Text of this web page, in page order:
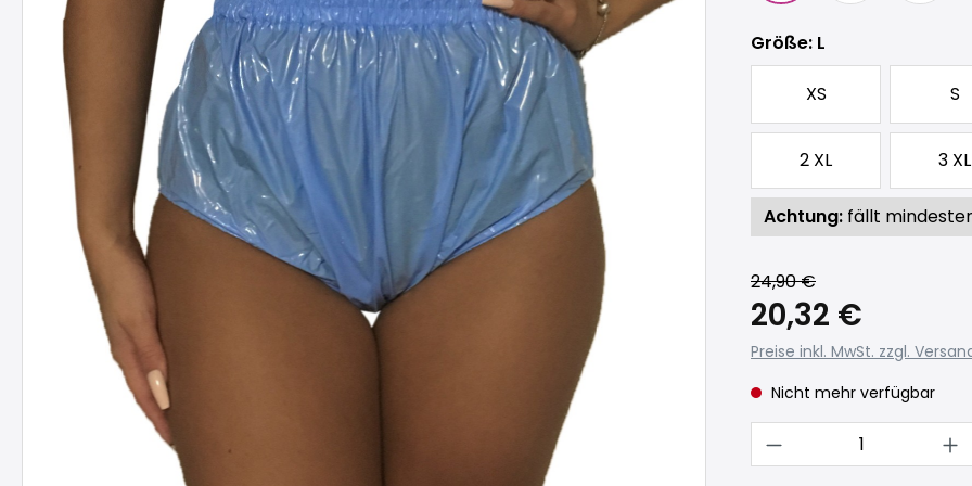
Größeauswählen
: L
XS S
2 XL 3 XL
Achtung: fällt
24,90 €
20,32 €
Preise inkl. MwSt. zzgl.
Nicht mehr verfügbar
Produkt